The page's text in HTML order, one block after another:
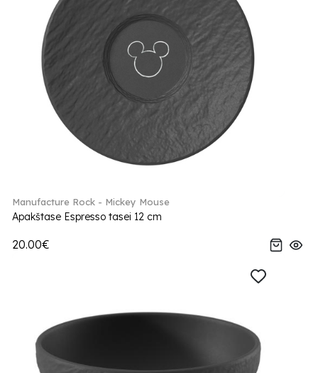
Manufacture Rock - Mickey Mouse
Apakštase Espresso tasei 12 cm
20.00€